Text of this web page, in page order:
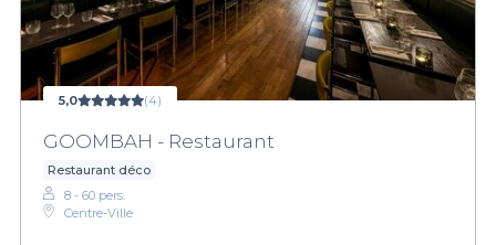
5,0 (4)
GOOMBAH - Restaurant
Restaurant déco
8 - 60 pers.
Centre-Ville